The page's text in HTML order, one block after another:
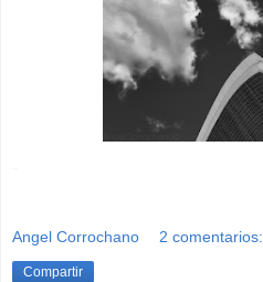
Angel Corrochano 2 comentarios:
Compartir